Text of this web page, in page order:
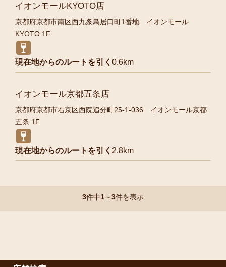
イオンモールKYOTO店
京都府京都市南区西九条鳥居口町1番地 イオンモール
KYOTO 1F
現在地からのルートを引く 0.6km
イオンモール京都五条店
京都府京都市右京区西院追分町25-1-036 イオンモール京都
五条 1F
現在地からのルートを引く 2.8km
3件中1～3件を表示